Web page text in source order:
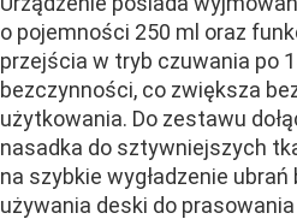
o pojemności 250 ml oraz
przejścia w tryb czuwania po
bezczynności, co zwiększa
użytkowania. Do zestawu
nasadka do sztywniejszych
na szybkie wygładzenie
używania deski do